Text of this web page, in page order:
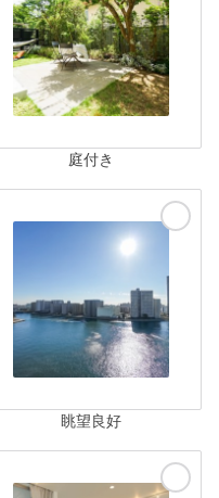
庭付き
眺望良好